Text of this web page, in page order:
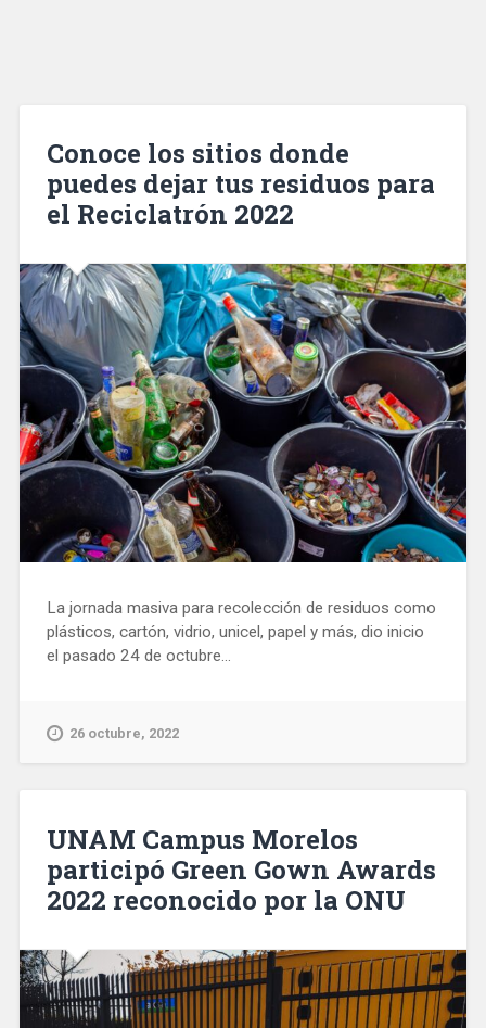
Conoce los sitios donde
puedes dejar tus residuos para
el Reciclatrón 2022
La jornada masiva para recolección de residuos como
plásticos, cartón, vidrio, unicel, papel y más, dio inicio
el pasado 24 de octubre...
26 octubre, 2022
UNAM Campus Morelos
participó Green Gown Awards
2022 reconocido por la ONU